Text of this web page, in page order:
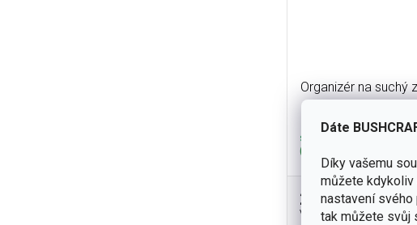
Dáte
Díky vašemu
můžete kdykoliv
nastavení svého
tak můžete svůj
Organizér na suchý
-
skladem
(14 ks)
280 Kč
Velikost 75 x 105